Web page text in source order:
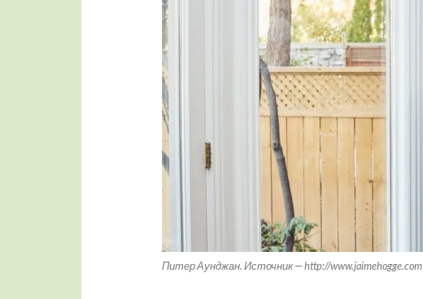
Питер Аунджан. Источник — http://www.jaimehogge.com